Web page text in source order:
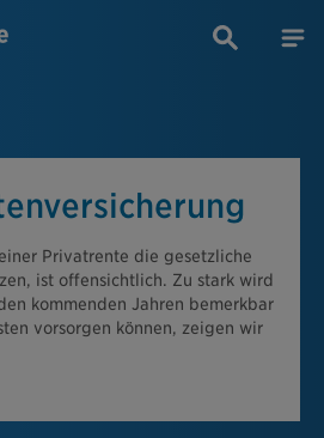
Privatrente die gesetzliche
ist offensichtlich. Zu stark wird
kommenden Jahren bemerkbar
vorsorgen können, zeigen wir